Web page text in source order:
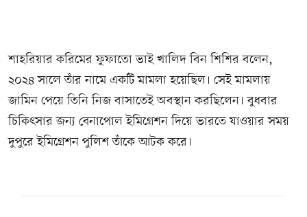
শাহরিয়ার করিমের ফুফাতো ভাই খালিদ বিন শিশির বলেন,
২০২৪ সালে তাঁর নামে একটি মামলা হয়েছিল। সেই মামলায়
জামিন পেয়ে তিনি নিজ বাসাতেই অবস্থান করছিলেন। বুধবার
চিকিৎসার জন্য বেনাপোল ইমিগ্রেশন দিয়ে ভারতে যাওয়ার সময়
দুপুরে ইমিগ্রেশন পুলিশ তাঁকে আটক করে।